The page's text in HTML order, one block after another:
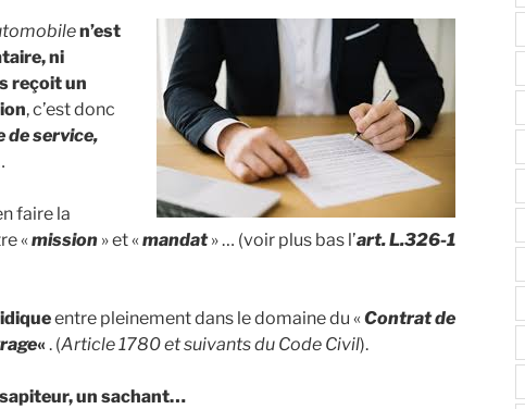
n’est
ni
reçoit un
, c’est donc
de service,
faire la
«mission » et «mandat» … (voir plus bas l’art. L.326-1
entre pleinement dans le domaine du «Contrat de
« . (Article 1780 et suivants du Code Civil).
un sachant…